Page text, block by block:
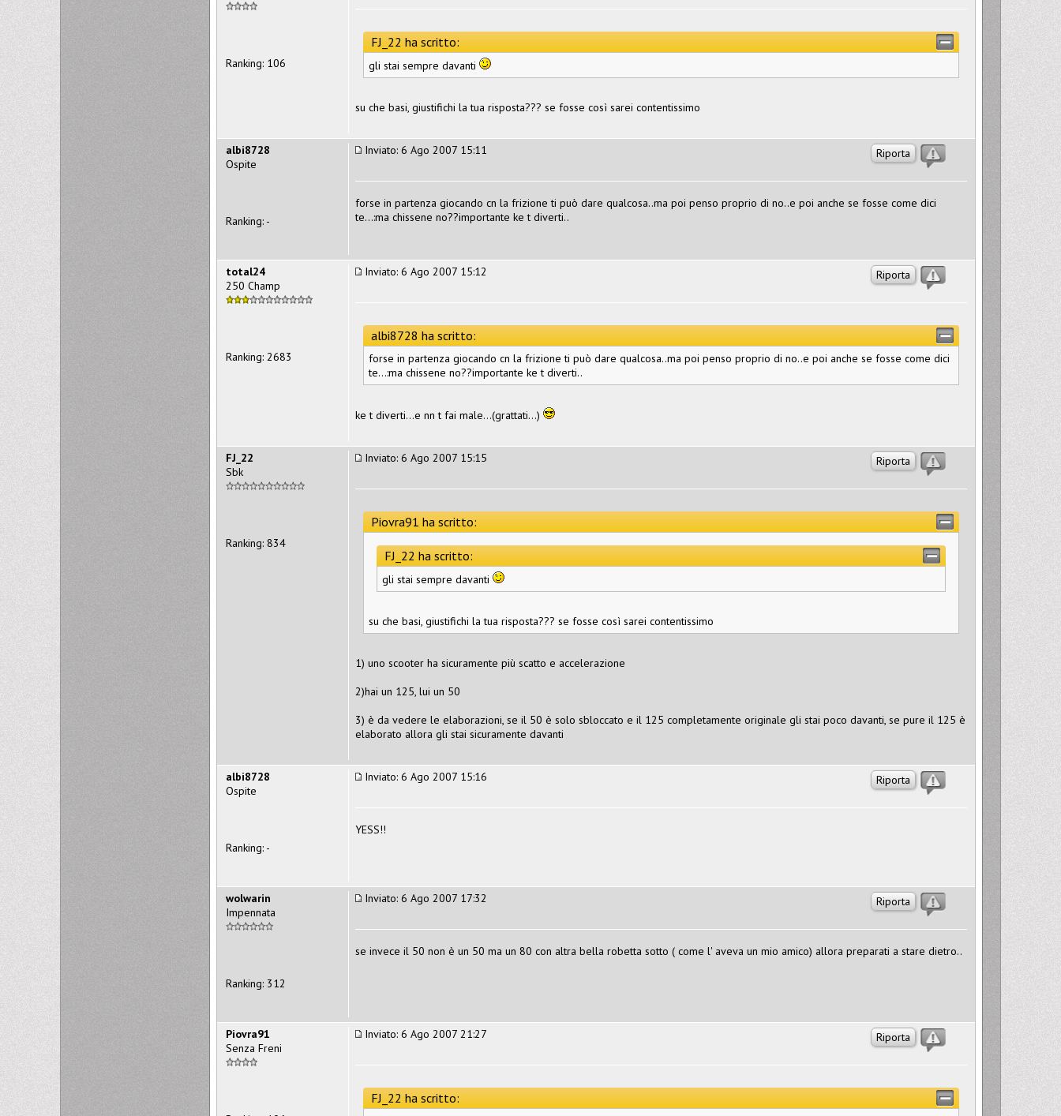
FJ_22 ha scritto:
gli stai sempre davanti
su che basi, giustifichi la tua risposta??? se fosse così sarei contentissimo
Ranking: 106
Riporta
Inviato: 6 Ago 2007 15:11
forse in partenza giocando cn la frizione ti può dare qualcosa..ma poi penso proprio di no..e poi anche se fosse come dici
te...:ma chissene no??importante ke t diverti..
albi8728
Ospite
Ranking: -
Riporta
Inviato: 6 Ago 2007 15:12
albi8728 ha scritto:
forse in partenza giocando cn la frizione ti può dare qualcosa..ma poi penso proprio di no..e poi anche se fosse come dici
te...:ma chissene no??importante ke t diverti..
ke t diverti...e nn t fai male...(grattati...)
total24
250 Champ
Ranking: 2683
Riporta
Inviato: 6 Ago 2007 15:15
Piovra91 ha scritto:
FJ_22 ha scritto:
gli stai sempre davanti
su che basi, giustifichi la tua risposta??? se fosse così sarei contentissimo
1) uno scooter ha sicuramente più scatto e accelerazione
2)hai un 125, lui un 50
3) è da vedere le elaborazioni, se il 50 è solo sbloccato e il 125 completamente originale gli stai poco davanti, se pure il 125 è
elaborato allora gli stai sicuramente davanti
FJ_22
Sbk
Ranking: 834
Riporta
Inviato: 6 Ago 2007 15:16
YESS!!
albi8728
Ospite
Ranking: -
Riporta
Inviato: 6 Ago 2007 17:32
se invece il 50 non è un 50 ma un 80 con altra bella robetta sotto ( come l' aveva un mio amico) allora preparati a stare dietro..
wolwarin
Impennata
Ranking: 312
Riporta
Inviato: 6 Ago 2007 21:27
FJ_22 ha scritto:
Piovra91
Senza Freni